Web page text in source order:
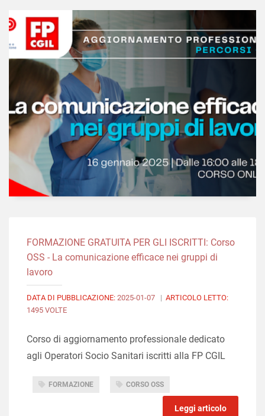
FORMAZIONE GRATUITA PER GLI ISCRITTI: Corso
OSS - La comunicazione efficace nei gruppi di
lavoro
DATA DI PUBBLICAZIONE: 2025-01-07 | ARTICOLO LETTO:
1495 VOLTE
Corso di aggiornamento professionale dedicato
agli Operatori Socio Sanitari iscritti alla FP CGIL
FORMAZIONE CORSO OSS
Leggi articolo